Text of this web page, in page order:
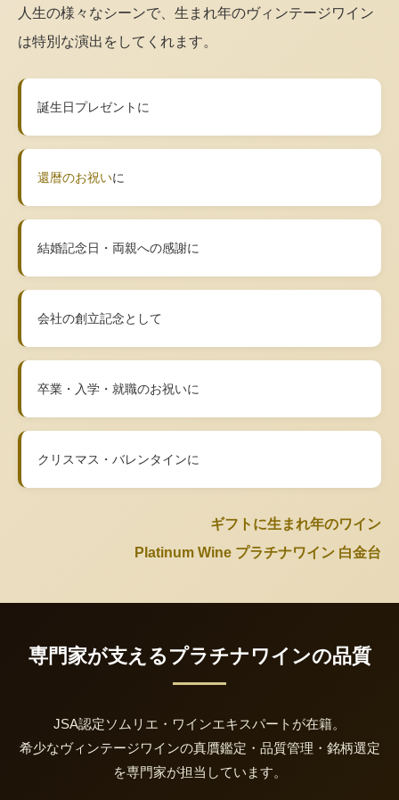
人生の様々なシーンで、生まれ年のヴィンテージワイン
は特別な演出をしてくれます。
誕生日プレゼントに
還暦のお祝いに
結婚記念日・両親への感謝に
会社の創立記念として
卒業・入学・就職のお祝いに
クリスマス・バレンタインに
ギフトに生まれ年のワイン
Platinum Wine プラチナワイン 白金台
専門家が支えるプラチナワインの品質
JSA認定ソムリエ・ワインエキスパートが在籍。
希少なヴィンテージワインの真贋鑑定・品質管理・銘柄選定
を専門家が担当しています。